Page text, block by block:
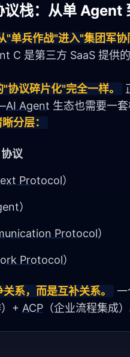
栈：从单 Agent
"单兵作战"进入"集团军协
C 是第三方 SaaS 提供
议碎片化"完全一样。
AI Agent 生态也需要一
分层：
协议
Protocol）
）
Protocol）
Protocol）
系，而是互补关系。 一
+ ACP （企业流程集成）